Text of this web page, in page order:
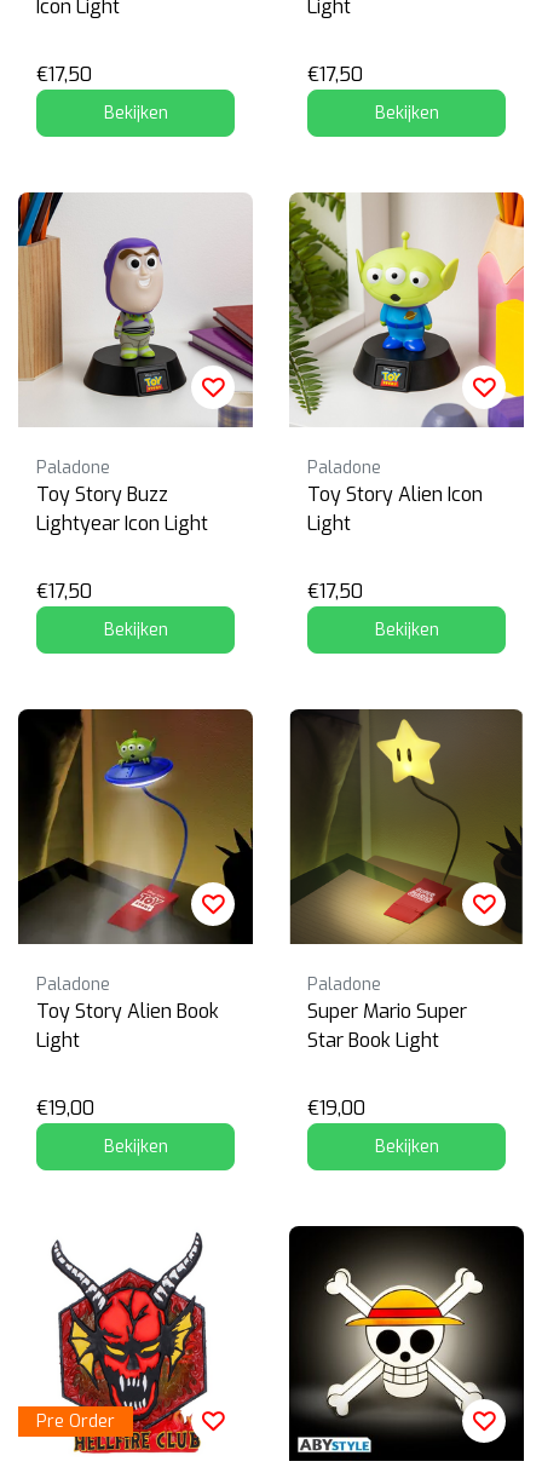
Icon Light
€17,50
Bekijken
Light
€17,50
Bekijken
Paladone
Toy Story Buzz
Lightyear Icon Light
€17,50
Bekijken
Paladone
Toy Story Alien Icon
Light
€17,50
Bekijken
Paladone
Toy Story Alien Book
Light
€19,00
Bekijken
Paladone
Super Mario Super
Star Book Light
€19,00
Bekijken
Pre Order